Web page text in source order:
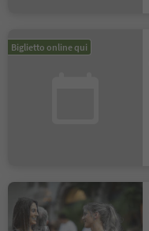
Biglietto online qui